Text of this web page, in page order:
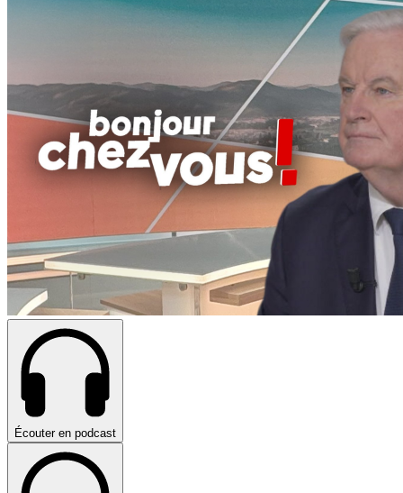
Écouter en podcast